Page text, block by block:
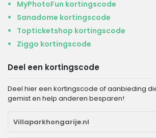
MyPhotoFun kortingscode
Sanadome kortingscode
Topticketshop kortingscode
Ziggo kortingscode
Deel een kortingscode
Deel hier een kortingscode of aanbieding
gemist en help anderen besparen!